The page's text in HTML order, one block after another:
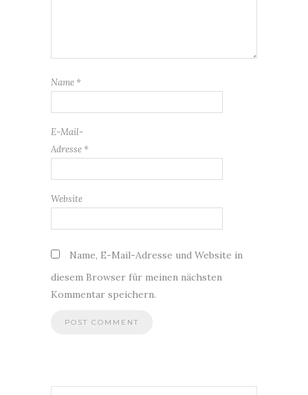
Name *
E-Mail-
Adresse *
Website
Name, E-Mail-Adresse und Website in
diesem Browser für meinen nächsten
Kommentar speichern.